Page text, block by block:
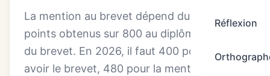
Réflexion
La mention au brevet dépend du total de
points obtenus sur 800 au diplôme national
du brevet. En 2026, il faut 400 points pour
avoir le brevet, 480 pour la mention assez